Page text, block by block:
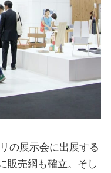
の展示会に出展する
販売網も確立。そし